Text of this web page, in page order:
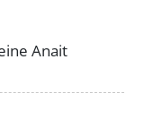
Anait